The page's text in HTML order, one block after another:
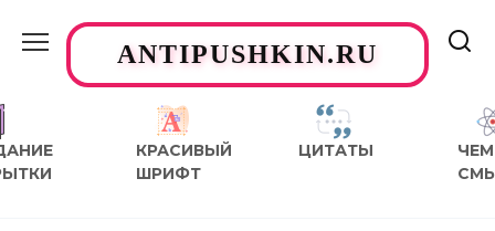
содержаниюANTIPUSHKIN.RU
КРАСИВЫЙ
ШРИФТ
ЦИТАТЫ
ЧЕМ